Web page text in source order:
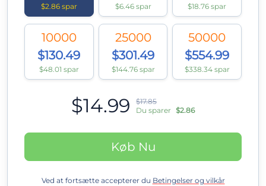
$2.86 spar $6.46 spar $18.76 spar
10000
$130.49
$48.01 spar
25000
$301.49
$144.76 spar
50000
$554.99
$338.34 spar
$14.99
$17.85
Du sparer $2.86
Køb Nu
Ved at fortsætte accepterer du Betingelser og vilkår